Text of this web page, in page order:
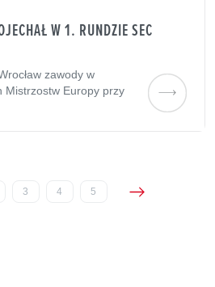
W 1. RUNDZIE SEC
zawody w
Mistrzostw Europy przy
3 4 5